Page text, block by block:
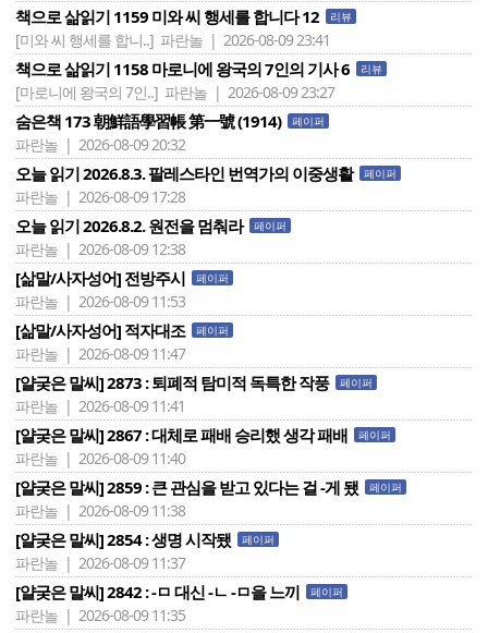
책으로 삶읽기 1159 미와 씨 행세를 합니다 12 리뷰
[미와 씨 행세를 합니..] 파란놀 | 2026-08-09 23:41
책으로 삶읽기 1158 마로니에 왕국의 7인의 기사 6 리뷰
[마로니에 왕국의 7인..] 파란놀 | 2026-08-09 23:27
숨은책 173 朝鮮語學習帳 第一號 (1914) 페이퍼
파란놀 | 2026-08-09 20:32
오늘 읽기 2026.8.3. 팔레스타인 번역가의 이중생활 페이퍼
파란놀 | 2026-08-09 17:28
오늘 읽기 2026.8.2. 원전을 멈춰라 페이퍼
파란놀 | 2026-08-09 12:38
[삶말/사자성어] 전방주시 페이퍼
파란놀 | 2026-08-09 11:53
[삶말/사자성어] 적자대조 페이퍼
파란놀 | 2026-08-09 11:47
[얄궂은 말씨] 2873 : 퇴폐적 탐미적 독특한 작풍 페이퍼
파란놀 | 2026-08-09 11:41
[얄궂은 말씨] 2867 : 대체로 패배 승리했 생각 패배 페이퍼
파란놀 | 2026-08-09 11:40
[얄궂은 말씨] 2859 : 큰 관심을 받고 있다는 걸 -게 됐 페이퍼
파란놀 | 2026-08-09 11:38
[얄궂은 말씨] 2854 : 생명 시작됐 페이퍼
파란놀 | 2026-08-09 11:37
[얄궂은 말씨] 2842 : -ㅁ 대신 -ㄴ -ㅁ을 느끼 페이퍼
파란놀 | 2026-08-09 11:35